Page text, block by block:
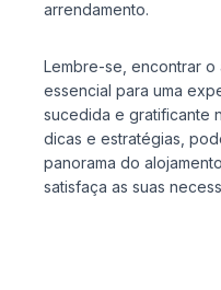
arrendamento.
Lembre-se, encontrar o
essencial para uma
sucedida e gratificante
dicas e estratégias,
panorama do
satisfaça as suas